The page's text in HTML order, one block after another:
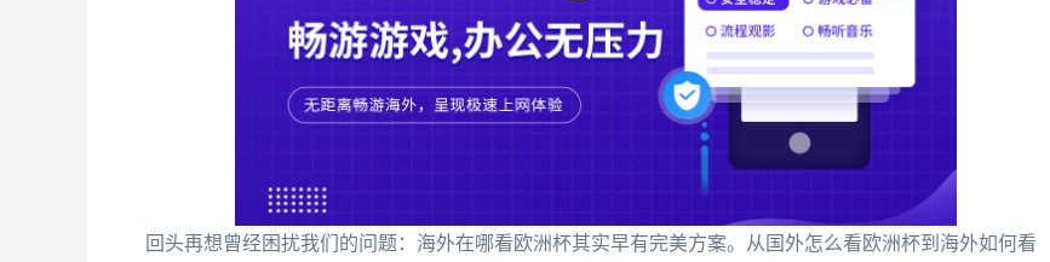
回头再想曾经困扰我们的问题：海外在哪看欧洲杯其实早有完美方案。从国外怎么看欧洲杯到海外如何看